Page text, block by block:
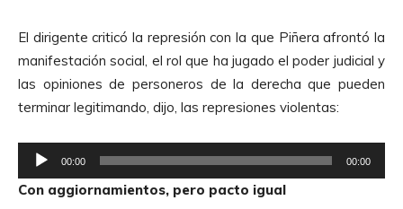
El dirigente criticó la represión con la que Piñera afrontó la
manifestación social, el rol que ha jugado el poder judicial y
las opiniones de personeros de la derecha que pueden
terminar legitimando, dijo, las represiones violentas:
e
p
00:00 00:00
Con aggiornamientos, pero pacto igual